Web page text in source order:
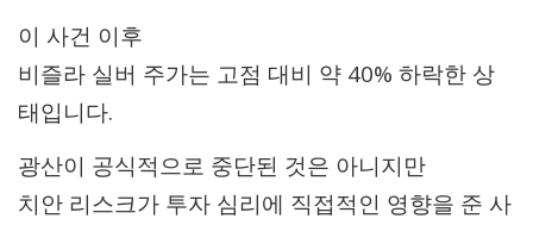
이 사건 이후
비즐라 실버 주가는 고점 대비 약 40% 하락한 상
태입니다.
광산이 공식적으로 중단된 것은 아니지만
치안 리스크가 투자 심리에 직접적인 영향을 준 사